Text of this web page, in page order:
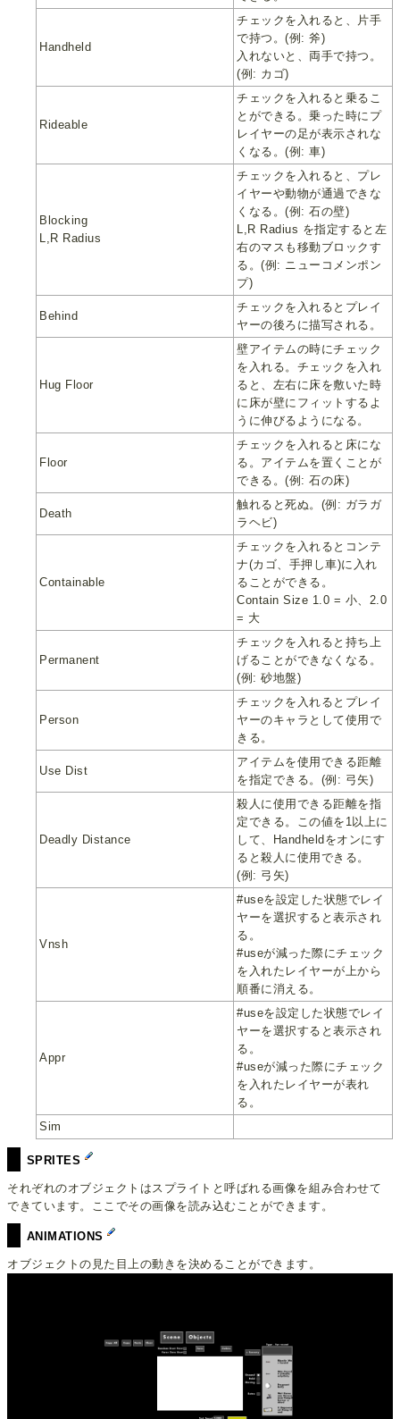
Handheld
チェックを入れると、片手
で持つ。(例: 斧)
入れないと、両手で持つ。
(例: カゴ)
Rideable
チェックを入れると乗るこ
とができる。乗った時にプ
レイヤーの足が表示されな
くなる。(例: 車)
Blocking
L,R Radius
チェックを入れると、プレ
イヤーや動物が通過できな
くなる。(例: 石の壁)
L,R Radius を指定すると左
右のマスも移動ブロックす
る。(例: ニューコメンポン
プ)
Behind
チェックを入れるとプレイ
ヤーの後ろに描写される。
Hug Floor
壁アイテムの時にチェック
を入れる。チェックを入れ
ると、左右に床を敷いた時
に床が壁にフィットするよ
うに伸びるようになる。
Floor
チェックを入れると床にな
る。アイテムを置くことが
できる。(例: 石の床)
Death
触れると死ぬ。(例: ガラガ
ラヘビ)
Containable
チェックを入れるとコンテ
ナ(カゴ、手押し車)に入れ
ることができる。
Contain Size 1.0 = 小、2.0
= 大
Permanent
チェックを入れると持ち上
げることができなくなる。
(例: 砂地盤)
Person
チェックを入れるとプレイ
ヤーのキャラとして使用で
きる。
Use Dist
アイテムを使用できる距離
を指定できる。(例: 弓矢)
Deadly Distance
殺人に使用できる距離を指
定できる。この値を1以上に
して、Handheldをオンにす
ると殺人に使用できる。
(例: 弓矢)
Vnsh
#useを設定した状態でレイ
ヤーを選択すると表示され
る。
#useが減った際にチェック
を入れたレイヤーが上から
順番に消える。
Appr
#useを設定した状態でレイ
ヤーを選択すると表示され
る。
#useが減った際にチェック
を入れたレイヤーが表れ
る。
Sim
SPRITES
それぞれのオブジェクトはスプライトと呼ばれる画像を組み合わせて
できています。ここでその画像を読み込むことができます。
ANIMATIONS
オブジェクトの見た目上の動きを決めることができます。